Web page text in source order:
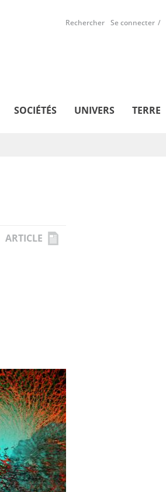
Rechercher Se connecter
SOCIÉTÉS UNIVERS TERRE
ARTICLE